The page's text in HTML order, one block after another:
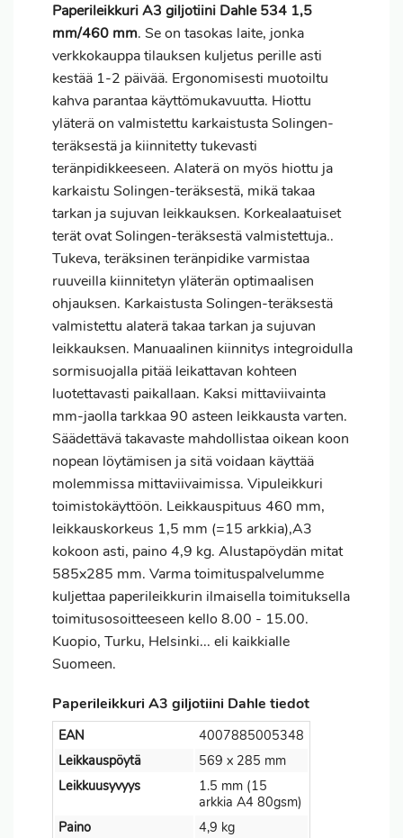
Paperileikkuri A3 giljotiini Dahle 534 1,5
mm/460 mm. Se on tasokas laite, jonka
verkkokauppa tilauksen kuljetus perille asti
kestää 1-2 päivää. Ergonomisesti muotoiltu
kahva parantaa käyttömukavuutta. Hiottu
yläterä on valmistettu karkaistusta Solingen-
teräksestä ja kiinnitetty tukevasti
teränpidikkeeseen. Alaterä on myös hiottu ja
karkaistu Solingen-teräksestä, mikä takaa
tarkan ja sujuvan leikkauksen. Korkealaatuiset
terät ovat Solingen-teräksestä valmistettuja..
Tukeva, teräksinen teränpidike varmistaa
ruuveilla kiinnitetyn yläterän optimaalisen
ohjauksen. Karkaistusta Solingen-teräksestä
valmistettu alaterä takaa tarkan ja sujuvan
leikkauksen. Manuaalinen kiinnitys integroidulla
sormisuojalla pitää leikattavan kohteen
luotettavasti paikallaan. Kaksi mittaviivainta
mm-jaolla tarkkaa 90 asteen leikkausta varten.
Säädettävä takavaste mahdollistaa oikean koon
nopean löytämisen ja sitä voidaan käyttää
molemmissa mittaviivaimissa. Vipuleikkuri
toimistokäyttöön. Leikkauspituus 460 mm,
leikkauskorkeus 1,5 mm (=15 arkkia),A3
kokoon asti, paino 4,9 kg. Alustapöydän mitat
585x285 mm. Varma toimituspalvelumme
kuljettaa paperileikkurin ilmaisella toimituksella
toimitusosoitteeseen kello 8.00 - 15.00.
Kuopio, Turku, Helsinki... eli kaikkialle
Suomeen.
Paperileikkuri A3 giljotiini Dahle tiedot
EAN
4007885005348
Leikkauspöytä
569 x 285 mm
Leikkuusyvyys
1.5 mm (15
arkkia A4 80gsm)
Paino
4,9 kg